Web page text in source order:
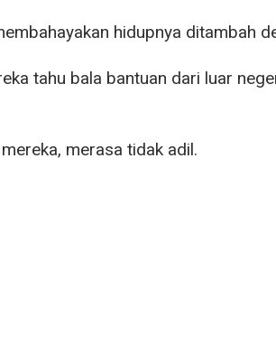
hidupnya ditambah
tahu bala bantuan dari luar
merasa tidak adil.